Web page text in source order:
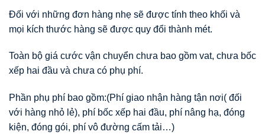
Đối với những đơn hàng nhẹ sẽ được tính theo khối và
mọi kích thước hàng sẽ được quy đổi thành mét.
Toàn bộ giá cước vận chuyển chưa bao gồm vat, chưa bốc
xếp hai đầu và chưa có phụ phí.
Phần phụ phí bao gồm:(Phí giao nhận hàng tận nơi( đối
với hàng nhỏ lẻ), phí bốc xếp hai đầu, phí nâng hạ, đóng
kiện, đóng gói, phí vô đường cấm tải…)